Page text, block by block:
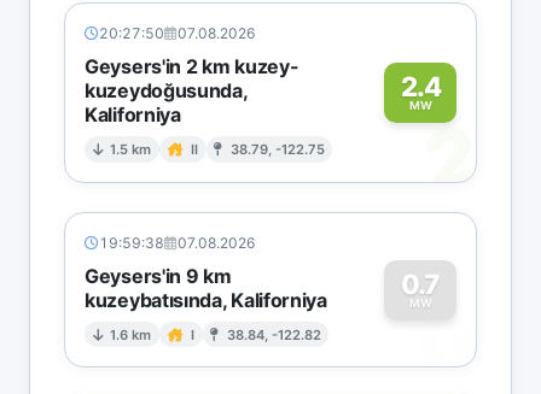
20:27:50 07.08.2026
Geysers'in 2 km kuzey-
kuzeydoğusunda,
Kaliforniya
1.5 km II 38.79, -122.75
2.4
MW
2
19:59:38 07.08.2026
Geysers'in 9 km
kuzeybatısında, Kaliforniya
1.6 km I 38.84, -122.82
0.7
MW
0